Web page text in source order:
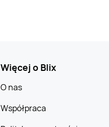
Więcej o Blix
O nas
Współpraca